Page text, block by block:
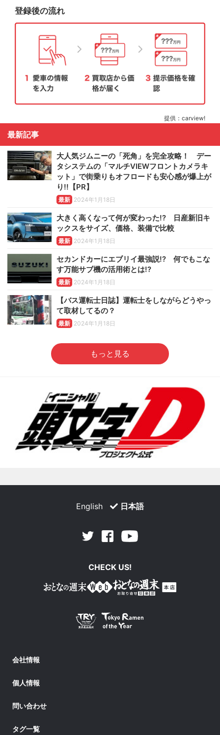
登録後の流れ
提供：carview!
最新記事
大人気ジムニーの「死角」を完全攻略！ デー
タシステムの「マルチVIEWフロントカメラキ
ット」で街乗りもオフロードも安心感が爆上が
り!!【PR】
最新 2024年1月18日
大きく高くなって何が変わった!? 日産新旧キ
ックスをサイズ、価格、装備で比較
最新 2024年1月18日
セカンドカーにエブリイ最強説!? 何でもこな
す万能サブ機の活用術とは!?
最新 2024年1月18日
【バス運転士日誌】運転士をしながらどうやっ
て取材してるの？
最新 2024年1月18日
もっと見る
English 日本語
Twitter Facebook
CHECK US!
会社情報
個人情報
問い合わせ
タグ一覧